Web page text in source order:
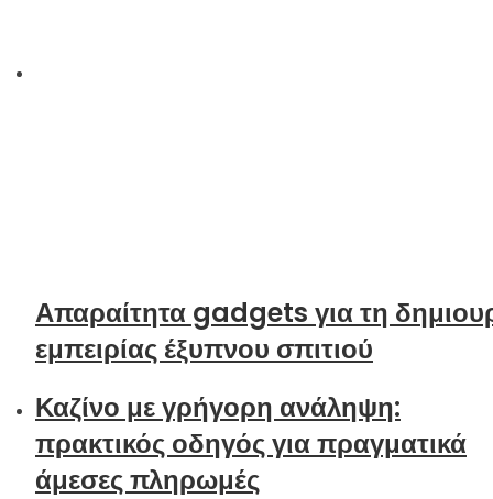
Απαραίτητα gadgets για τη
εμπειρίας έξυπνου σπιτιού
Καζίνο με γρήγορη ανάληψη:
πρακτικός οδηγός για πραγματικά
άμεσες πληρωμές